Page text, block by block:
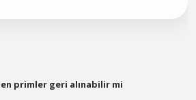
primler geri alınabilir mi